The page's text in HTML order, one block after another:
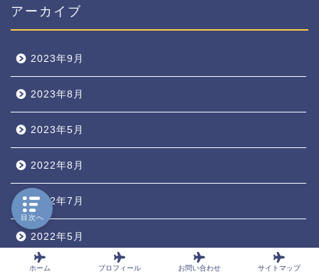
アーカイブ
2023年9月
2023年8月
2023年5月
2022年8月
2022年7月
2022年5月
2022年4月
ホーム プロフィール お問い合わせ サイトマップ
目次へ